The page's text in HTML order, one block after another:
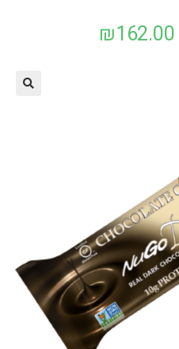
₪162.00